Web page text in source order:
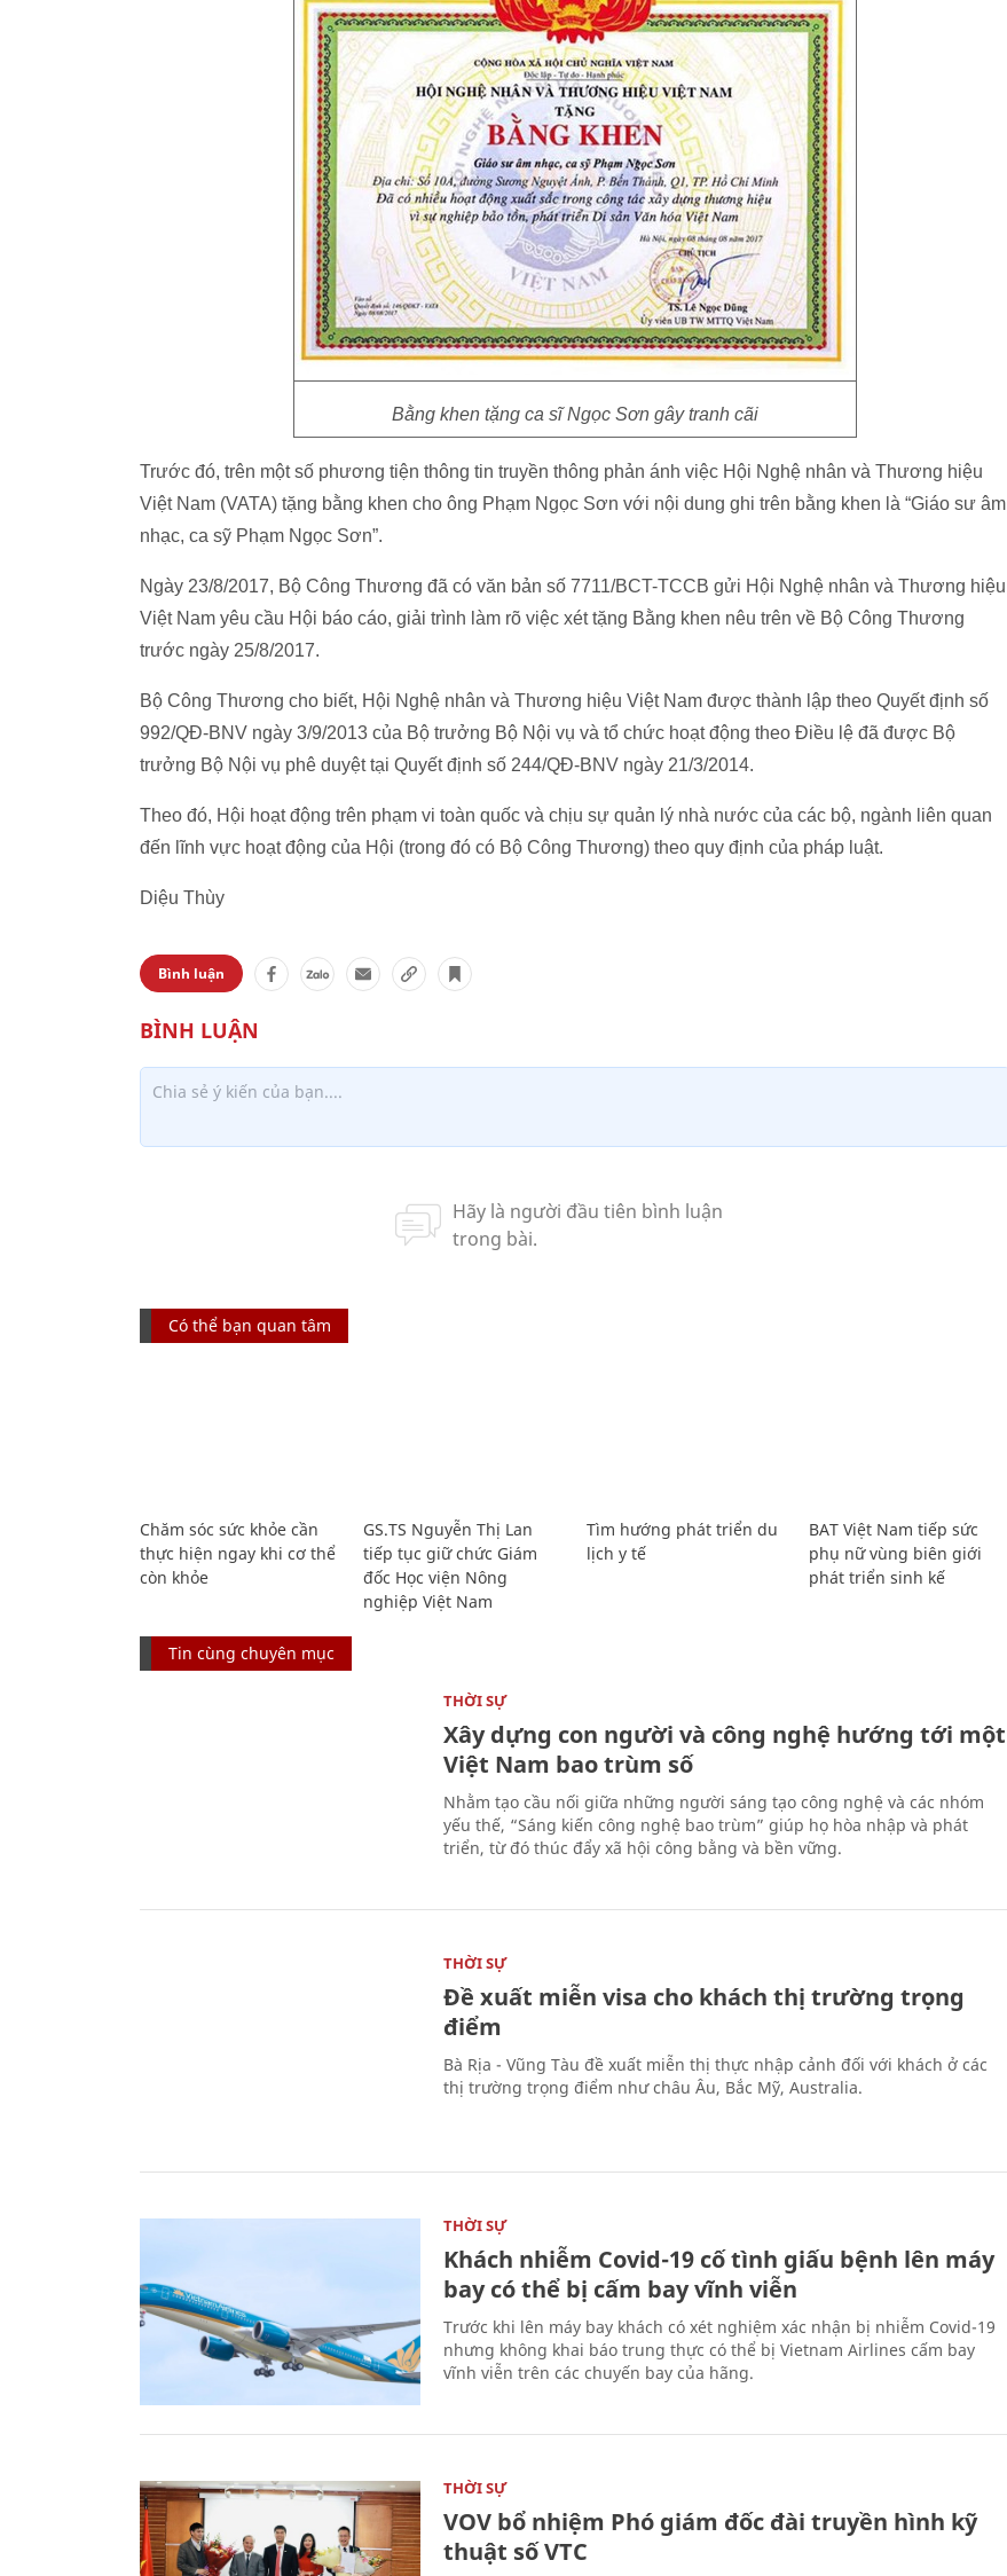
Bằng khen tặng ca sĩ Ngọc Sơn gây tranh cãi
Trước đó, trên một số phương tiện thông tin truyền thông phản ánh việc Hội Nghệ nhân và Thương hiệu
Việt Nam (VATA) tặng bằng khen cho ông Phạm Ngọc Sơn với nội dung ghi trên bằng khen là “Giáo sư âm
nhạc, ca sỹ Phạm Ngọc Sơn”.
Ngày 23/8/2017, Bộ Công Thương đã có văn bản số 7711/BCT-TCCB gửi Hội Nghệ nhân và Thương hiệu
Việt Nam yêu cầu Hội báo cáo, giải trình làm rõ việc xét tặng Bằng khen nêu trên về Bộ Công Thương
trước ngày 25/8/2017.
Bộ Công Thương cho biết, Hội Nghệ nhân và Thương hiệu Việt Nam được thành lập theo Quyết định số
992/QĐ-BNV ngày 3/9/2013 của Bộ trưởng Bộ Nội vụ và tổ chức hoạt động theo Điều lệ đã được Bộ
trưởng Bộ Nội vụ phê duyệt tại Quyết định số 244/QĐ-BNV ngày 21/3/2014.
Theo đó, Hội hoạt động trên phạm vi toàn quốc và chịu sự quản lý nhà nước của các bộ, ngành liên quan
đến lĩnh vực hoạt động của Hội (trong đó có Bộ Công Thương) theo quy định của pháp luật.
Diệu Thùy
Bình luận
Có thể bạn quan tâm
Chăm sóc sức khỏe cần
thực hiện ngay khi cơ thể
còn khỏe
GS.TS Nguyễn Thị Lan
tiếp tục giữ chức Giám
đốc Học viện Nông
nghiệp Việt Nam
Tìm hướng phát triển du
lịch y tế
BAT Việt Nam tiếp sức
phụ nữ vùng biên giới
phát triển sinh kế
Tin cùng chuyên mục
THỜI SỰ
Xây dựng con người và công nghệ hướng tới một
Việt Nam bao trùm số
Nhằm tạo cầu nối giữa những người sáng tạo công nghệ và các nhóm
yếu thế, “Sáng kiến công nghệ bao trùm” giúp họ hòa nhập và phát
triển, từ đó thúc đẩy xã hội công bằng và bền vững.
THỜI SỰ
Đề xuất miễn visa cho khách thị trường trọng
điểm
Bà Rịa - Vũng Tàu đề xuất miễn thị thực nhập cảnh đối với khách ở các
thị trường trọng điểm như châu Âu, Bắc Mỹ, Australia.
THỜI SỰ
Khách nhiễm Covid-19 cố tình giấu bệnh lên máy
bay có thể bị cấm bay vĩnh viễn
Trước khi lên máy bay khách có xét nghiệm xác nhận bị nhiễm Covid-19
nhưng không khai báo trung thực có thể bị Vietnam Airlines cấm bay
vĩnh viễn trên các chuyến bay của hãng.
THỜI SỰ
VOV bổ nhiệm Phó giám đốc đài truyền hình kỹ
thuật số VTC